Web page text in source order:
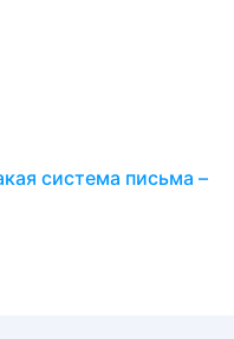
система письма –